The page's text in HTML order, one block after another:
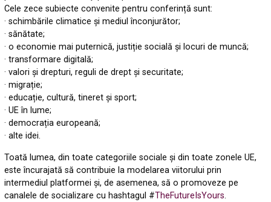
Cele zece subiecte convenite pentru conferință sunt:
· schimbările climatice și mediul înconjurător;
· sănătate;
· o economie mai puternică, justiție socială și locuri de muncă;
· transformare digitală;
· valori și drepturi, reguli de drept și securitate;
· migrație;
· educație, cultură, tineret și sport;
· UE în lume;
· democrația europeană;
· alte idei.
Toată lumea, din toate categoriile sociale și din toate zonele UE,
este încurajată să contribuie la modelarea viitorului prin
intermediul platformei și, de asemenea, să o promoveze pe
canalele de socializare cu hashtagul #TheFutureIsYours.